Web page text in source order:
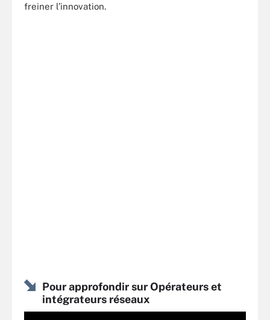
freiner l’innovation.
Pour approfondir sur Opérateurs et
intégrateurs réseaux